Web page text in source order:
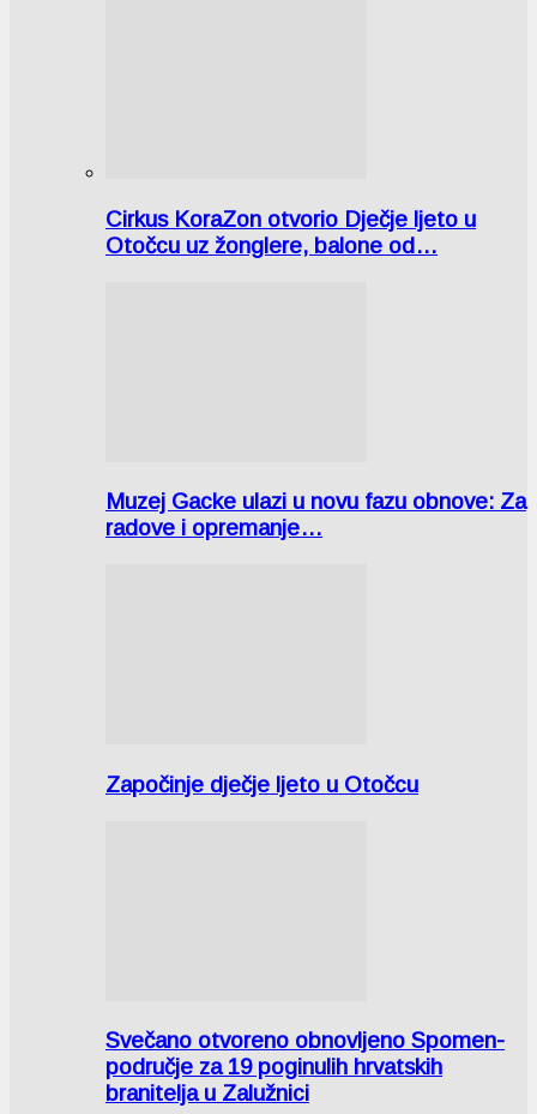
Cirkus KoraZon otvorio Dječje ljeto u
Otočcu uz žonglere, balone od…
Muzej Gacke ulazi u novu fazu obnove: Za
radove i opremanje…
Započinje dječje ljeto u Otočcu
Svečano otvoreno obnovljeno Spomen-
područje za 19 poginulih hrvatskih
branitelja u Zalužnici